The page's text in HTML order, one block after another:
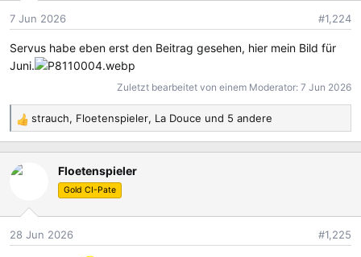
o
n
n
:
7 Jun 2026 #1,224
Servus habe eben erst den Beitrag gesehen, hier mein Bild für
Juni.
Zuletzt bearbeitet von einem Moderator: 7 Jun 2026
R
e
a
k
o
n
strauch, Floetenspieler, La Douce und 5 andere
Floetenspieler
Gold CI-Pate
28 Jun 2026 #1,225